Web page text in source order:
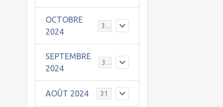
OCTOBRE
2024
31
SEPTEMBRE
2024
30
AOÛT 2024 31